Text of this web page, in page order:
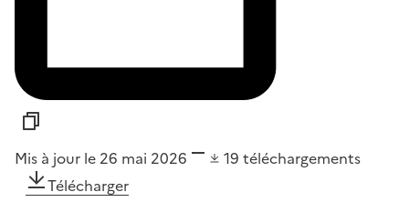
Mis à jour le 26 mai 2026 19 téléchargements
Télécharger